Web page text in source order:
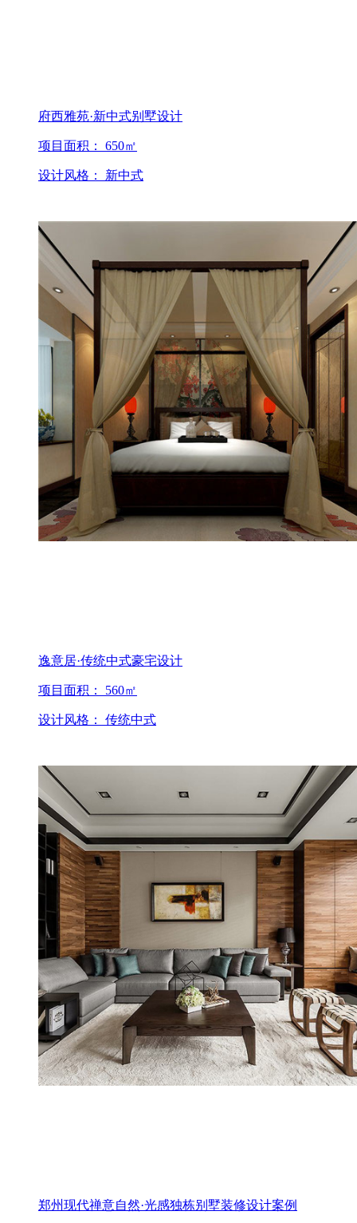
府西雅苑·新中式别墅设计
项目面积： 650㎡
设计风格： 新中式
逸意居·传统中式豪宅设计
项目面积： 560㎡
设计风格： 传统中式
郑州现代禅意自然·光感独栋别墅装修设计案例